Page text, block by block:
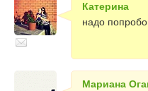
Катерина
надо
Мариана